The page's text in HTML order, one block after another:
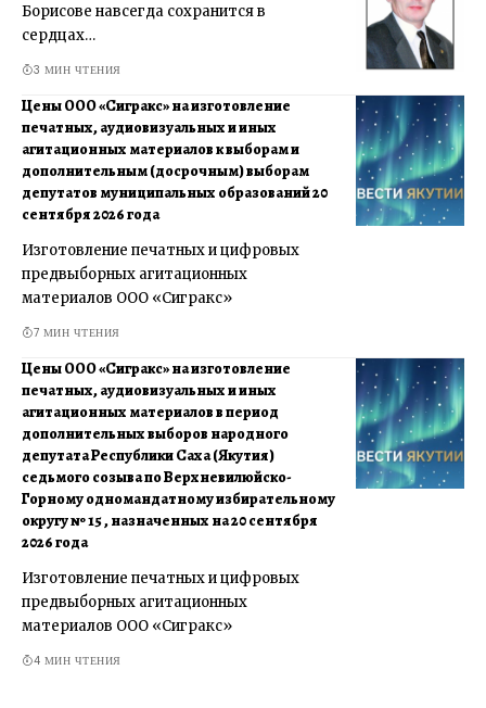
Борисове навсегда сохранится в
сердцах…
3 МИН ЧТЕНИЯ
Цены ООО «Сигракс» на изготовление
печатных, аудиовизуальных и иных
агитационных материалов к выборам и
дополнительным (досрочным) выборам
депутатов муниципальных образований 20
сентября 2026 года
Изготовление печатных и цифровых
предвыборных агитационных
материалов ООО «Сигракс»
7 МИН ЧТЕНИЯ
Цены ООО «Сигракс» на изготовление
печатных, аудиовизуальных и иных
агитационных материалов в период
дополнительных выборов народного
депутата Республики Саха (Якутия)
седьмого созыва по Верхневилюйско-
Горному одномандатному избирательному
округу № 15 , назначенных на 20 сентября
2026 года
Изготовление печатных и цифровых
предвыборных агитационных
материалов ООО «Сигракс»
4 МИН ЧТЕНИЯ